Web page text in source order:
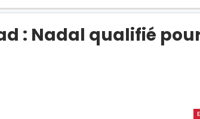
: Nadal qualifié